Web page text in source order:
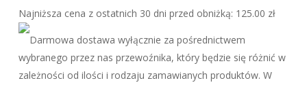
125.00 zł.112.50 zł.
Najniższa cena z ostatnich 30 dni przed obniżką: 125.00 zł
Darmowa dostawa wyłącznie za pośrednictwem
wybranego przez nas przewoźnika, który będzie się różnić w
zależności od ilości i rodzaju zamawianych produktów. W